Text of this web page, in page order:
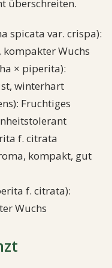
überschreiten.
spicata var. crispa):
Wuchs
× piperita):
winterhart
Fruchtiges
f. citrata
kompakt, gut
f. citrata):
Wuchs